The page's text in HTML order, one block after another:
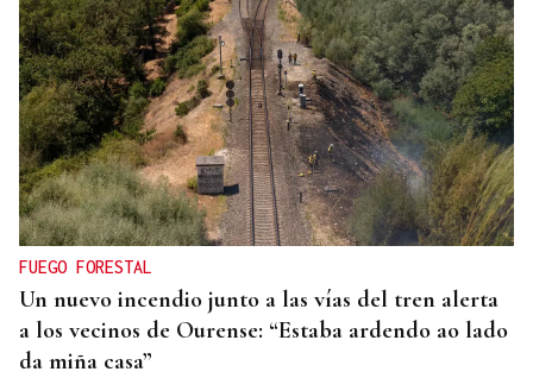
SANIDAD PUBLICA
La atención primaria pasa a depender de las
gerencias
FUEGO FORESTAL
Un nuevo incendio junto a las vías del tren alerta
a los vecinos de Ourense: “Estaba ardendo ao lado
da miña casa”